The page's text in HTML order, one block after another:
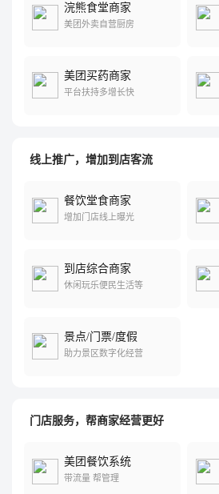
浣熊食堂商家
美团外卖自营厨房
美团买药商家
平台扶持多增长快
线上推广，增加到店客流
餐饮堂食商家
增加门店线上曝光
到店综合商家
休闲玩乐便民生活等
景点/门票/度假
助力景区数字化经营
门店服务，帮商家经营更好
美团餐饮系统
带流量 帮管理